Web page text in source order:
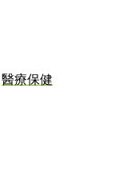
醫療保健